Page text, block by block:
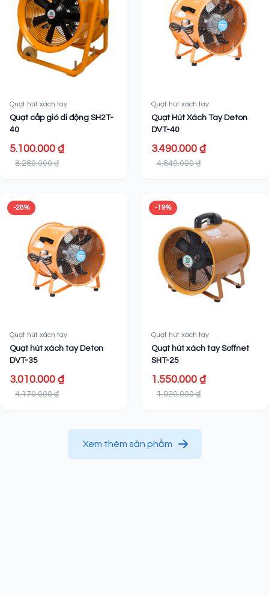
Quạt hút xách tay
Quạt cấp gió di động SH2T-
40
5.100.000 ₫
8.280.000 ₫
Quạt hút xách tay
Quạt Hút Xách Tay Deton
DVT-40
3.490.000 ₫
4.840.000 ₫
-28%
Quạt hút xách tay
Quạt hút xách tay Deton
DVT-35
3.010.000 ₫
4.170.000 ₫
-19%
Quạt hút xách tay
Quạt hút xách tay Soffnet
SHT-25
1.550.000 ₫
1.920.000 ₫
Xem thêm sản phẩm